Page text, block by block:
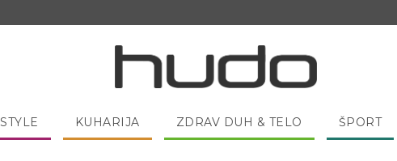
KUHARIJA ZDRAV DUH & TELO ŠPORT